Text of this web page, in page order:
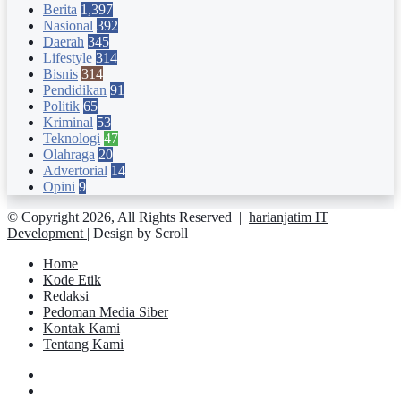
Berita 1,397
Nasional 392
Daerah 345
Lifestyle 314
Bisnis 314
Pendidikan 91
Politik 65
Kriminal 53
Teknologi 47
Olahraga 20
Advertorial 14
Opini 9
© Copyright 2026, All Rights Reserved | harianjatim IT
Development | Design by Scroll
Home
Kode Etik
Redaksi
Pedoman Media Siber
Kontak Kami
Tentang Kami